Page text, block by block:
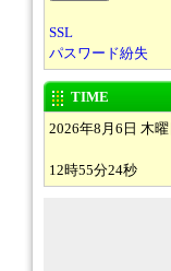
SSL
パスワード紛失
TIME
2026年8月6日 木曜
12時55分24秒